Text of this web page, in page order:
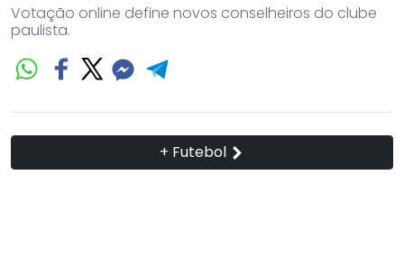
Votação online define novos conselheiros do clube
paulista.
+ Futebol